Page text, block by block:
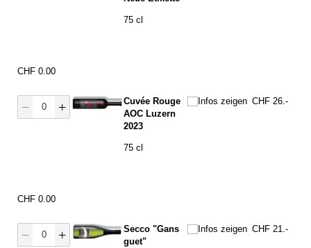
75 cl
Preis
CHF 0.00
Menge R Rouge
Cuvée Rouge
AOC Luzern
2023
75 cl
Infos zeigen
Infos zeigen CHF 26.-
Preis
CHF 0.00
Menge Secco
Secco "Gans
guet"
Infos zeigen
Infos zeigen CHF 21.-